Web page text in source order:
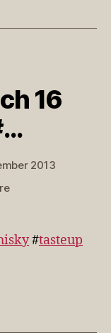
16
2013
zu
BenRiach
16
#tasteup